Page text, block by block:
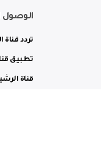
الوصول
تردد قناة
تطبيق
قناة